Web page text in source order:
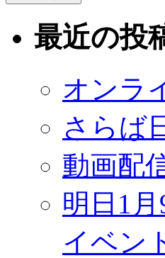
最近の投
オンラ
さらば
動画配
明日1
イベン